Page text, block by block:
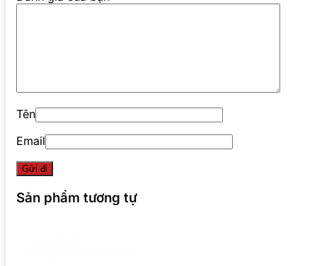
Tên
Email
Sản phẩm tương tự